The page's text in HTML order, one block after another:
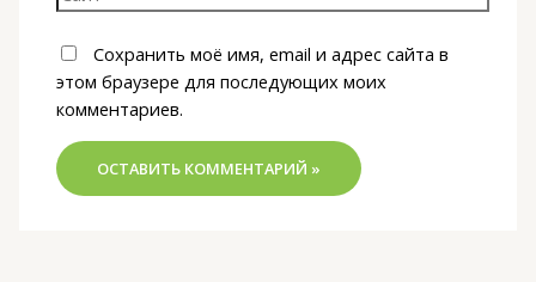
Сохранить моё имя, email и адрес сайта в
этом браузере для последующих моих
комментариев.